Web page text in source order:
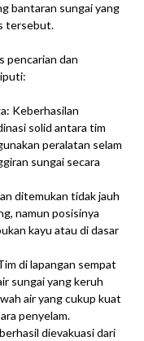
bantaran sungai yang
tersebut.
pencarian dan
Keberhasilan
solid antara tim
peralatan selam
sungai secara
ditemukan tidak jauh
namun posisinya
kayu atau di dasar
di lapangan sempat
sungai yang keruh
air yang cukup kuat
penyelam.
dievakuasi dari